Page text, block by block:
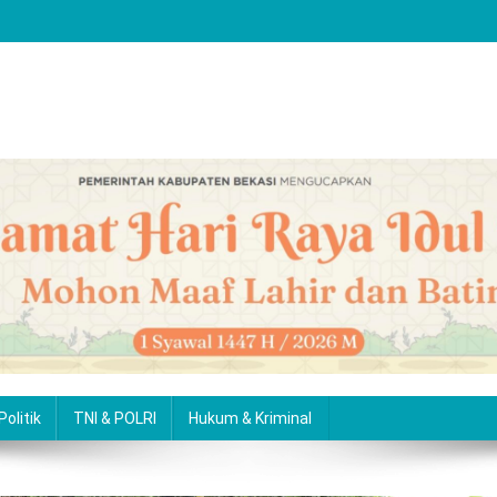
Politik TNI & POLRI Hukum & Kriminal